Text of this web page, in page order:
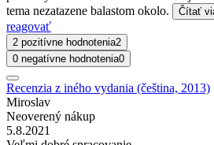
tema nezatazene balastom okolo.
Čítať
reagovať
2 pozitívne hodnotenia2
0 negatívne hodnotenia0
Recenzia z iného vydania (čeština, 2013)
Miroslav
Neoverený nákup
5.8.2021